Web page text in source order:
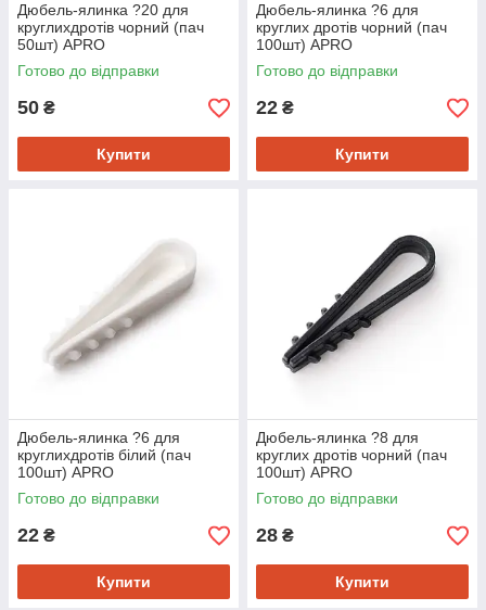
Дюбель-ялинка ?20 для
круглихдротів чорний (пач
50шт) APRO
Готово до відправки
50 ₴
Купити
Дюбель-ялинка ?6 для
круглих дротів чорний (пач
100шт) APRO
Готово до відправки
22 ₴
Купити
Дюбель-ялинка ?6 для
круглихдротів білий (пач
100шт) APRO
Готово до відправки
22 ₴
Купити
Дюбель-ялинка ?8 для
круглих дротів чорний (пач
100шт) APRO
Готово до відправки
28 ₴
Купити